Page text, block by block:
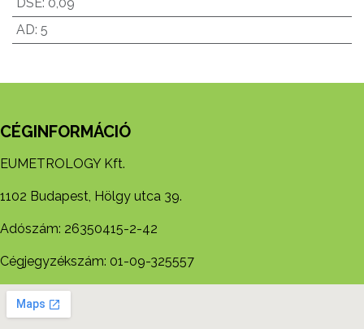
AD: 5
CÉGINFORMÁCIÓ
EUMETROLOGY Kft.
1102 Budapest, Hölgy utca 39.
Adószám: 26350415-2-42
Cégjegyzékszám: 01-09-325557